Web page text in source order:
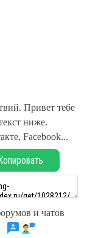
Привет тебе
ниже.
Facebook...
и чатов